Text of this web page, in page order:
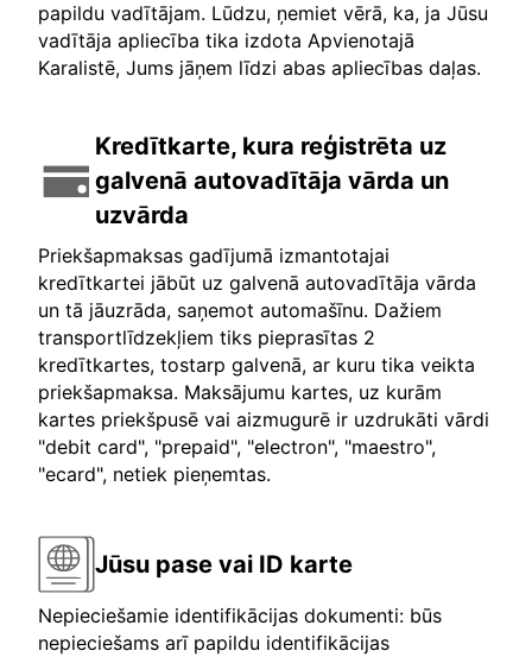
papildu vadītājam. Lūdzu, ņemiet vērā, ka, ja Jūsu
vadītāja apliecība tika izdota Apvienotajā
Karalistē, Jums jāņem līdzi abas apliecības daļas.
Kredītkarte, kura reģistrēta uz
galvenā autovadītāja vārda un
uzvārda
Priekšapmaksas gadījumā izmantotajai
kredītkartei jābūt uz galvenā autovadītāja vārda
un tā jāuzrāda, saņemot automašīnu. Dažiem
transportlīdzekļiem tiks pieprasītas 2
kredītkartes, tostarp galvenā, ar kuru tika veikta
priekšapmaksa. Maksājumu kartes, uz kurām
kartes priekšpusē vai aizmugurē ir uzdrukāti vārdi
"debit card", "prepaid", "electron", "maestro",
"ecard", netiek pieņemtas.
Jūsu pase vai ID karte
Nepieciešamie identifikācijas dokumenti: būs
nepieciešams arī papildu identifikācijas